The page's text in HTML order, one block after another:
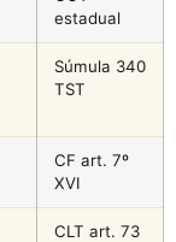
estadual
Súmula 340
TST
CF art. 7º
XVI
CLT art. 73